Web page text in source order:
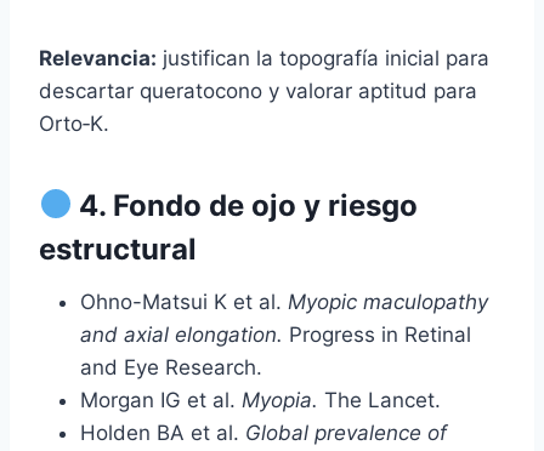
Relevancia: justifican la topografía inicial para
descartar queratocono y valorar aptitud para
Orto‑K.
4. Fondo de ojo y riesgo
estructural
Ohno-Matsui K et al. Myopic maculopathy
and axial elongation. Progress in Retinal
and Eye Research.
Morgan IG et al. Myopia. The Lancet.
Holden BA et al. Global prevalence of